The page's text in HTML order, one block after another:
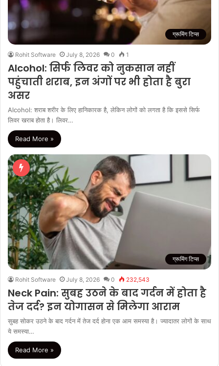
ग्रूमिंग टिप्स
Rohit Software July 8, 2026 0 1
Alcohol: सिर्फ लिवर को नुकसान नहीं
पहुंचाती शराब, इन अंगों पर भी होता है बुरा
असर
Alcohol: शराब शरीर के लिए हानिकारक है, लेकिन लोगों को लगता है कि इससे सिर्फ
लिवर खराब होता है। लिवर…
Read More »
ग्रूमिंग टिप्स
Rohit Software July 8, 2026 0 232,543
Neck Pain: सुबह उठने के बाद गर्दन में होता है
तेज दर्द? इन योगासन से मिलेगा आराम
सुबह सोकर उठने के बाद गर्दन में तेज दर्द होना एक आम समस्या है। ज्यादातर लोगों के साथ
ये समस्या…
Read More »